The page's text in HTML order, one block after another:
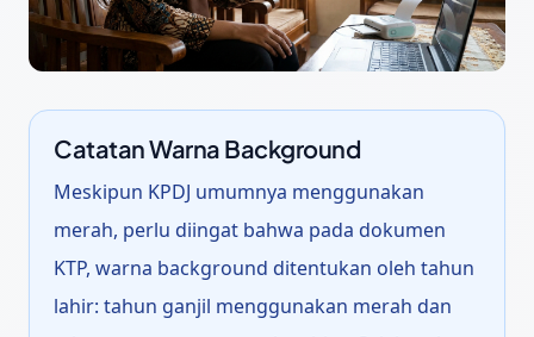
Catatan Warna Background
Meskipun KPDJ umumnya menggunakan
merah, perlu diingat bahwa pada dokumen
KTP, warna background ditentukan oleh tahun
lahir: tahun ganjil menggunakan merah dan